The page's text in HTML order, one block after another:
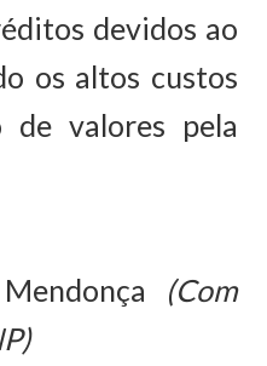
devidos ao
os altos custos
de valores pela
(Com